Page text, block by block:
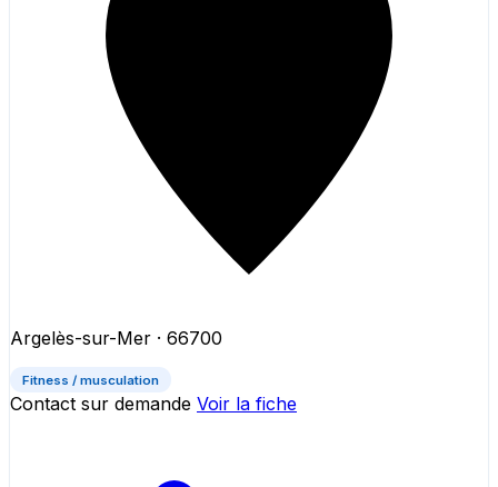
Argelès-sur-Mer · 66700
Fitness / musculation
Contact sur demande Voir la fiche